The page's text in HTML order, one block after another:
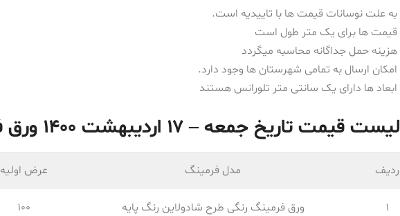
به علت نوسانات قیمت ها با تاییدیه است.
قیمت ها برای یک متر طول است
هزینه حمل جداگانه محاسبه میگردد
امکان ارسال به تمامی شهرستان ها وجود دارد.
ابعاد ها دارای یک سانتی متر تلورانس هستند
لیست قیمت تاریخ جمعه – ۱۷ اردیبهشت ۱۴۰۰ ورق فرم داده شده
ردیف مدل فرمینگ عرض اولیه
1 ورق فرمینگ رنگی طرح شادولاین رنگ پایه 100